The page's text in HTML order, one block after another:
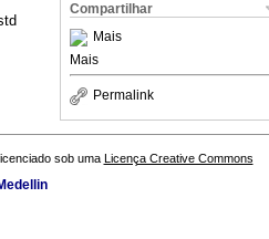
Compartilhar
Mais
Mais
Permalink
sob uma Licença Creative Commons